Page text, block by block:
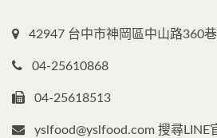
42947 台中市神岡區中山路360
04-25610868
04-25618513
yslfood@yslfood.com 搜尋LINE